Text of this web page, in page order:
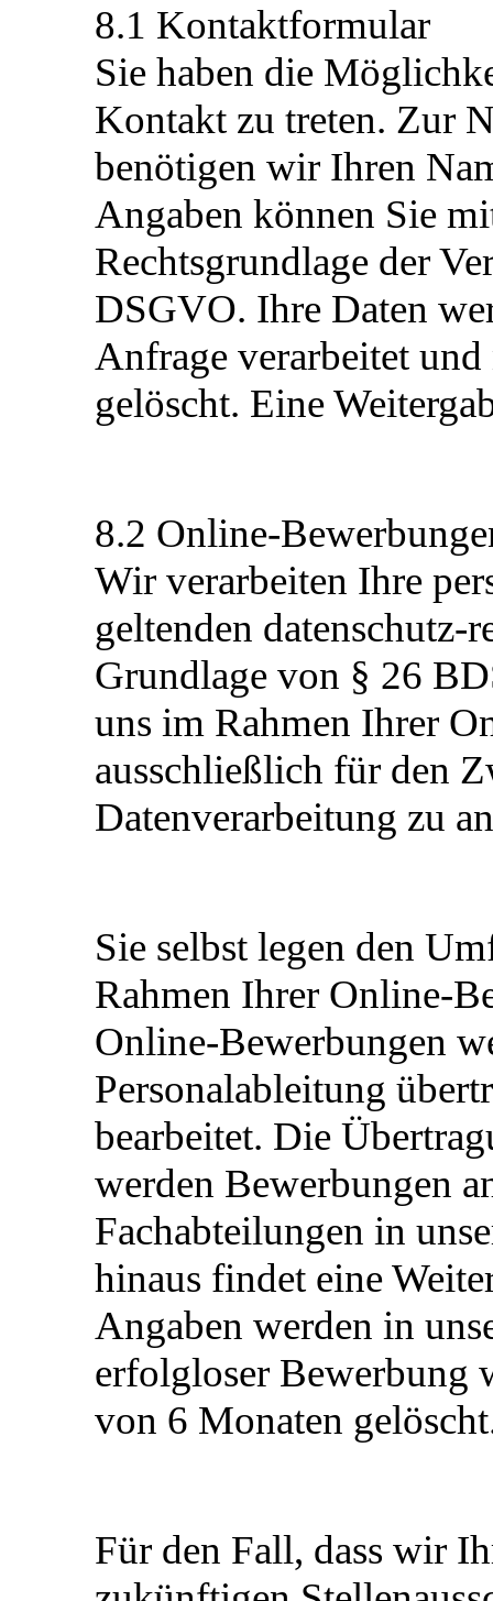
8.1 Kontaktformular
Sie haben die
Kontakt zu treten. Zur
benötigen wir Ihren
Angaben können Sie
Rechtsgrundlage der
DSGVO. Ihre Daten
Anfrage verarbeitet
gelöscht. Eine
8.2 Online-
Wir verarbeiten Ihre
geltenden
Grundlage von § 26
uns im Rahmen Ihrer
ausschließlich für den
Datenverarbeitung zu
Sie selbst legen den
Rahmen Ihrer Online-
Online-Bewerbungen
Personalableitung
bearbeitet. Die
werden Bewerbungen
Fachabteilungen in
hinaus findet eine
Angaben werden in
erfolgloser Bewerbung
von 6 Monaten
Für den Fall, dass wir